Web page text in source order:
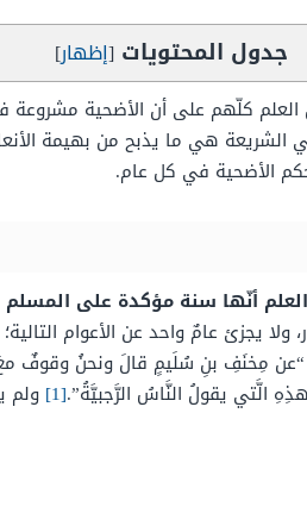
جدول المحتويات [إظهار]
كلّهم على أن الأضحية مشروعة
هي ما يذبح من بهيمة
الأضحية في كل عام.
أنّها سنة مؤكدة على
ولا يجزئ عامٌ واحد عن الأعوام
مِخنَفِ بنِ سُلَيمٍ قالَ ونحنُ وقوفٌ
الَّتي يقولُ النَّاسُ الرَّجبيَّةُ”.[1]
ولم